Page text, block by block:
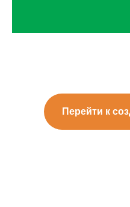
Перейти к